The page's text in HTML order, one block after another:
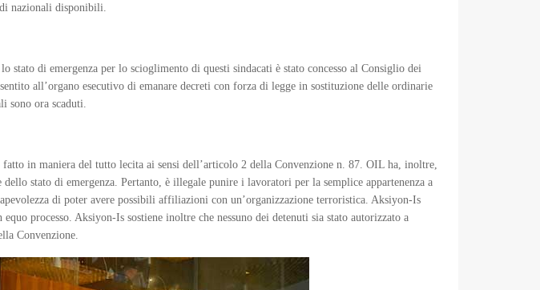
nazionali disponibili.
di emergenza per lo scioglimento di questi sindacati è stato concesso al Consiglio dei
all’organo esecutivo di emanare decreti con forza di legge in sostituzione delle ordinarie
sono ora scaduti.
in maniera del tutto lecita ai sensi dell’articolo 2 della Convenzione n. 87. OIL ha, inoltre,
stato di emergenza. Pertanto, è illegale punire i lavoratori per la semplice appartenenza a
di poter avere possibili affiliazioni con un’organizzazione terroristica. Aksiyon-Is
processo. Aksiyon-Is sostiene inoltre che nessuno dei detenuti sia stato autorizzato a
Convenzione.